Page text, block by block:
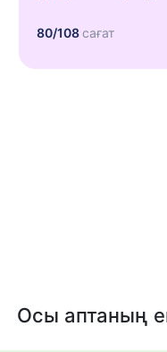
80/108сағат
Осы аптаның